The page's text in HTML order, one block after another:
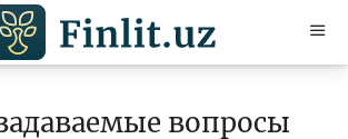
вопросы